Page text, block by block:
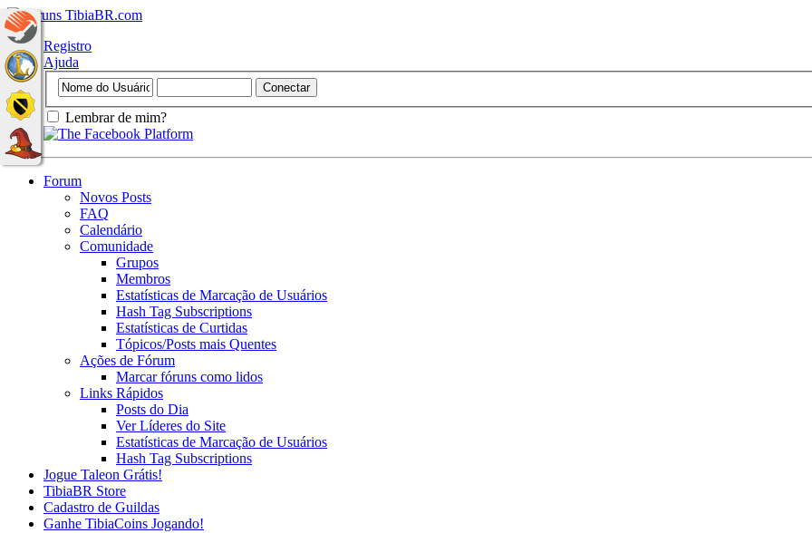
Registro
Ajuda
Lembrar de mim?
Forum
Novos Posts
FAQ
Calendário
Comunidade
Grupos
Membros
Estatísticas de Marcação de Usuários
Hash Tag Subscriptions
Estatísticas de Curtidas
Tópicos/Posts mais Quentes
Ações de Fórum
Marcar fóruns como lidos
Links Rápidos
Posts do Dia
Ver Líderes do Site
Estatísticas de Marcação de Usuários
Hash Tag Subscriptions
Jogue Taleon Grátis!
TibiaBR Store
Cadastro de Guildas
Ganhe TibiaCoins Jogando!